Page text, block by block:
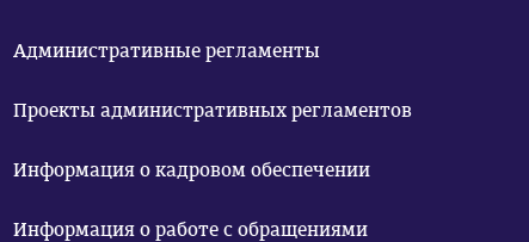
Административные регламенты
Проекты административных регламентов
Информация о кадровом обеспечении
Информация о работе с обращениями